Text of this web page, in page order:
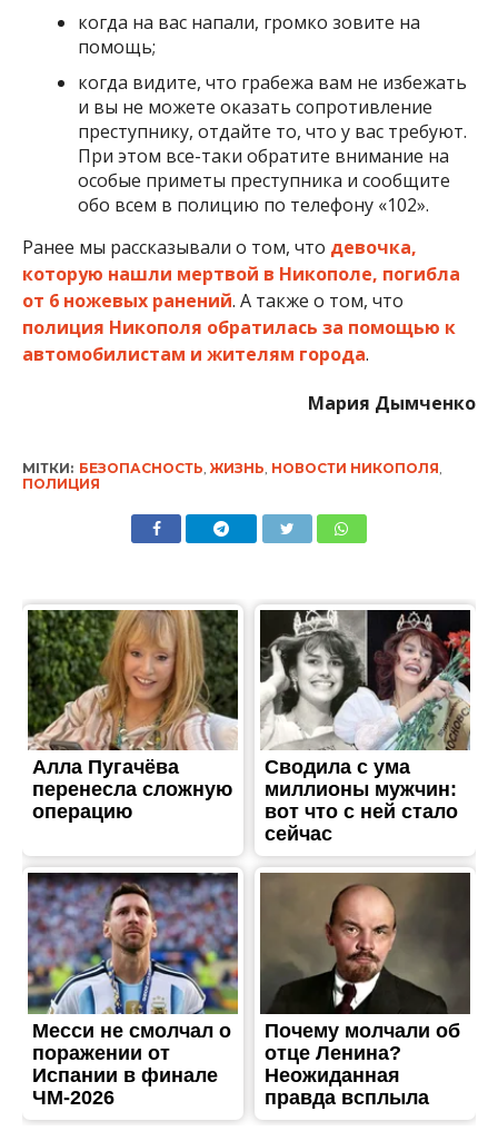
когда на вас напали, громко зовите на
помощь;
когда видите, что грабежа вам не избежать
и вы не можете оказать сопротивление
преступнику, отдайте то, что у вас требуют.
При этом все-таки обратите внимание на
особые приметы преступника и сообщите
обо всем в полицию по телефону «102».
Ранее мы рассказывали о том, что девочка,
которую нашли мертвой в Никополе, погибла
от 6 ножевых ранений. А также о том, что
полиция Никополя обратилась за помощью к
автомобилистам и жителям города.
Мария Дымченко
МІТКИ: БЕЗОПАСНОСТЬ, ЖИЗНЬ, НОВОСТИ НИКОПОЛЯ,
ПОЛИЦИЯ